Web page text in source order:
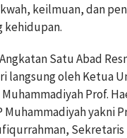
keilmuan, dan
kehidupan.
Satu Abad
langsung oleh Ketua
Prof.
Muhammadiyah yakni
Sekretaris